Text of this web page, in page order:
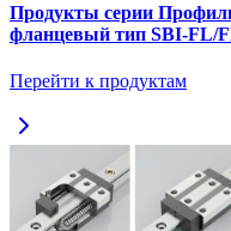
Продукты серии
фланцевый тип SBI-FL/
Перейти к продуктам